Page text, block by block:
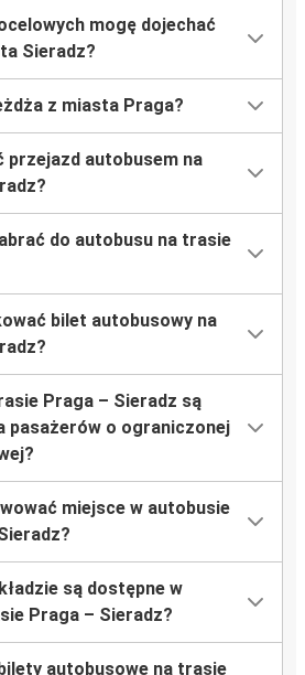
mogę dojechać
Sieradz?
z miasta Praga?
przejazd autobusem na
do autobusu na trasie
bilet autobusowy na
Praga – Sieradz są
pasażerów o ograniczonej
miejsce w autobusie
są dostępne w
Praga – Sieradz?
autobusowe na trasie